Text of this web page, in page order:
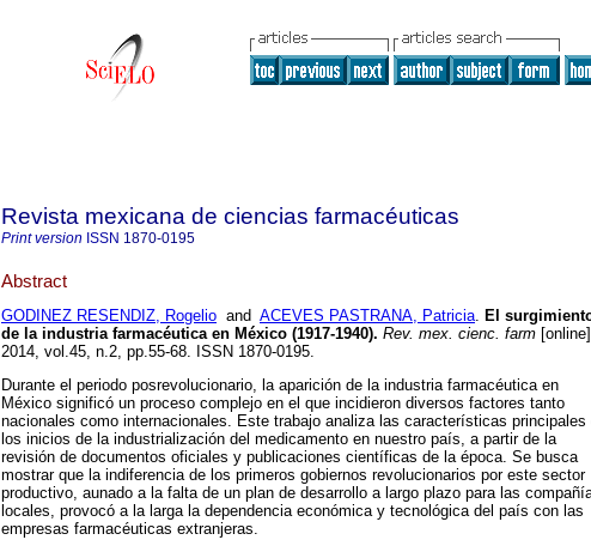
Revista mexicana de ciencias farmacéuticas
Print version ISSN 1870-0195
Abstract
GODINEZ RESENDIZ, Rogelio and ACEVES PASTRANA, Patricia. El
de la industria farmacéutica en México (1917-1940). Rev. mex. cienc. farm
2014, vol.45, n.2, pp.55-68. ISSN 1870-0195.
Durante el periodo posrevolucionario, la aparición de la industria farmacéutica en
México significó un proceso complejo en el que incidieron diversos factores tanto
nacionales como internacionales. Este trabajo analiza las características principales
los inicios de la industrialización del medicamento en nuestro país, a partir de la
revisión de documentos oficiales y publicaciones científicas de la época. Se busca
mostrar que la indiferencia de los primeros gobiernos revolucionarios por este sector
productivo, aunado a la falta de un plan de desarrollo a largo plazo para las
locales, provocó a la larga la dependencia económica y tecnológica del país con las
empresas farmacéuticas extranjeras.